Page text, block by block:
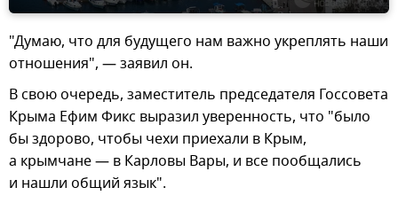
"Думаю, что для будущего нам важно укреплять наши
отношения", — заявил он.
В свою очередь, заместитель председателя Госсовета
Крыма Ефим Фикс выразил уверенность, что "было
бы здорово, чтобы чехи приехали в Крым,
а крымчане — в Карловы Вары, и все пообщались
и нашли общий язык".